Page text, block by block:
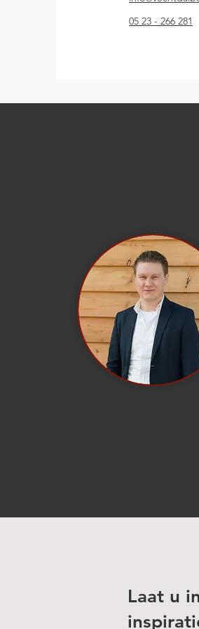
05 23 - 266 281
Laat u